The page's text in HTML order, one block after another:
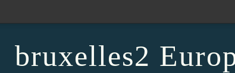
bruxelles2